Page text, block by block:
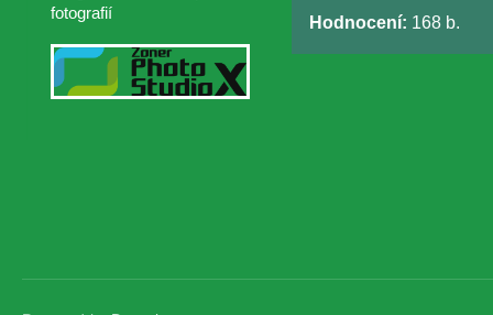
fotografií
Hodnocení: 168 b.